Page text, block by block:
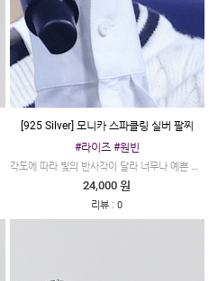
[925 Silver] 모니카 스파클링 실버 팔찌
#라이즈 #원빈
각도에 따라 빛의 반사각이 달라 너무나 예쁜 디자인이에요
24,000 원
리뷰 :0